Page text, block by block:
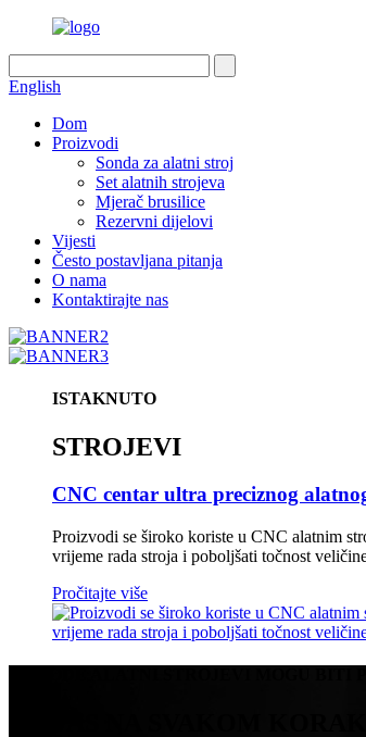
English
Dom
Proizvodi
Sonda za alatni stroj
Set alatnih strojeva
Mjerač brusilice
Rezervni dijelovi
Vijesti
Često postavljana pitanja
O nama
Kontaktirajte nas
ISTAKNUTO
STROJEVI
CNC centar ultra preciznog
Proizvodi se široko koriste u CNC alatnim
vrijeme rada stroja i poboljšati točnost
Pročitajte više